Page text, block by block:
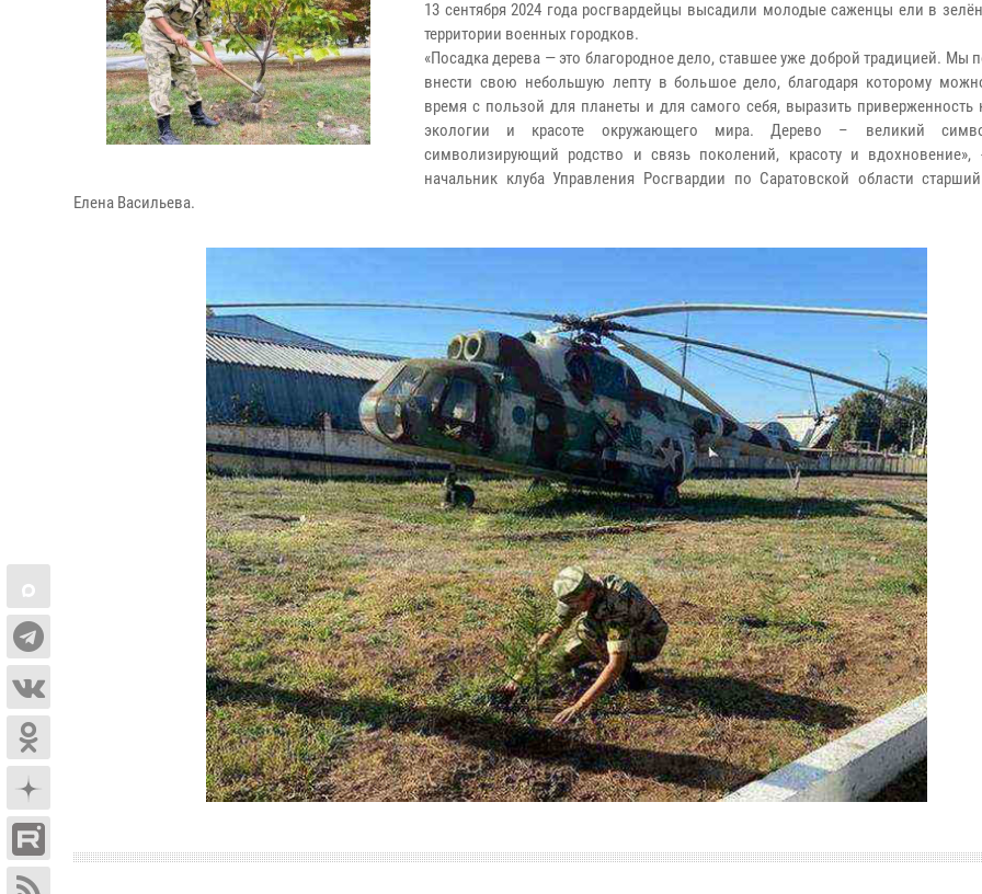
13 сентября 2024 года росгвардейцы высадили молодые саженцы ели в
территории военных городков.
«Посадка дерева — это благородное дело, ставшее уже доброй традицией. Мы
внести свою небольшую лепту в большое дело, благодаря которому
время с пользой для планеты и для самого себя, выразить приверженность
экологии и красоте окружающего мира. Дерево – великий
символизирующий родство и связь поколений, красоту и вдохновение»,
начальник клуба Управления Росгвардии по Саратовской области
Елена Васильева.